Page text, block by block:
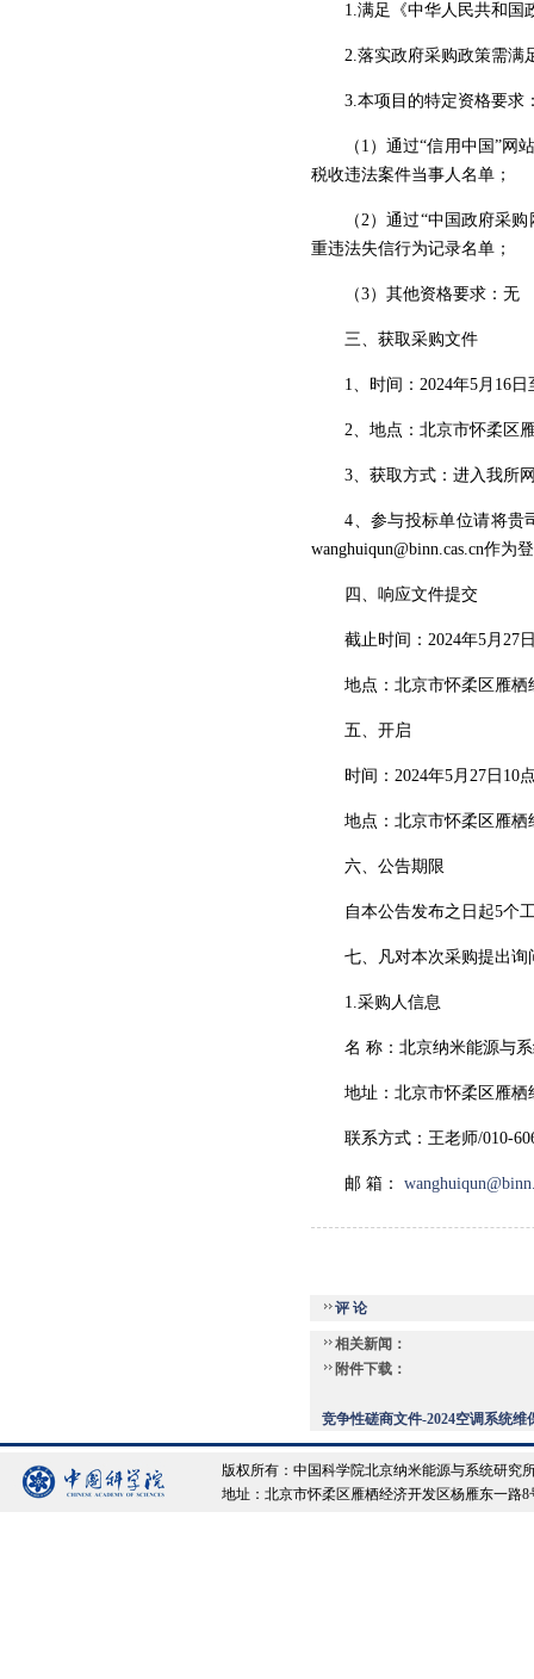
1.满足《中华人民共和国
2.落实政府采购政策需满
3.本项目的特定资格要求
（1）通过“信用中国”网站
税收违法案件当事人名单；
（2）通过“中国政府采购网
重违法失信行为记录名单；
（3）其他资格要求：无
三、获取采购文件
1、时间：2024年5月16日
2、地点：北京市怀柔区雁
3、获取方式：进入我所网
4、参与投标单位请将贵司
wanghuiqun@binn.cas.cn作为
四、响应文件提交
截止时间：2024年5月27日
地点：北京市怀柔区雁栖
五、开启
时间：2024年5月27日10
地点：北京市怀柔区雁栖
六、公告期限
自本公告发布之日起5个
七、凡对本次采购提出询
1.采购人信息
名 称：北京纳米能源与系
地址：北京市怀柔区雁栖
联系方式：王老师/010-
邮 箱：
评 论
相关新闻：
附件下载：
竞争性磋商文件-2024空调系统维
版权所有：中国科学院北京纳米能源与系统研究
地址：北京市怀柔区雁栖经济开发区杨雁东一路8